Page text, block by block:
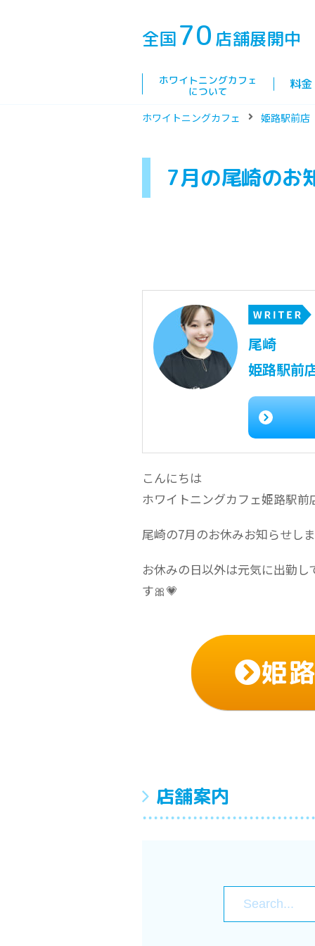
全国70 店舗展開中
ホワイトニングカフェ
について
料
ホワイトニングカフェ 姫路駅前店
7月の尾崎のお
尾崎
姫路駅前
こんにちは
ホワイトニングカフェ姫路駅前
尾崎の7月のお休みお知らせし
お休みの日以外は元気に出勤
す🎀💗
姫
店舗案内